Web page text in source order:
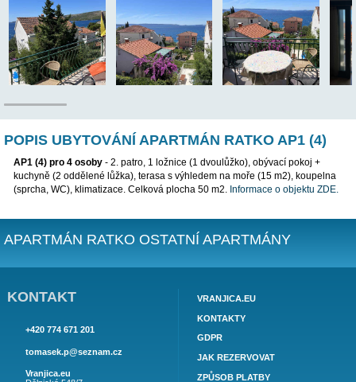
TENTO APARTMÁN BYL VYŘAZEN Z NABÍDKY, PROSÍM
JINÝ APARTMÁN
POPIS UBYTOVÁNÍ APARTMÁN RATKO
AP1 (4) pro 4 osoby
- 2. patro, 1 ložnice (1 dvoulůžko),
kuchyně (2 oddělené lůžka), terasa s výhledem na moře (15